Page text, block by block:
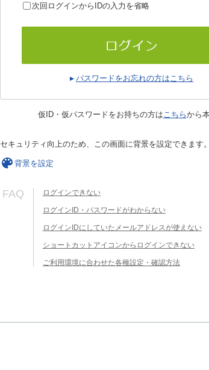
次回ログインからIDの入力を省略
パスワードをお忘れの方はこちら
仮ID・仮パスワードをお持ちの方はこちらから
セキュリティ向上のため、この画面に背景を設定できます。
背景を設定
FAQ ログインできない
ログインID・パスワードがわからない
ログインIDにしていたメールアドレスが使えない
ショートカットアイコンからログインできない
ご利用環境に合わせた各種設定・確認方法